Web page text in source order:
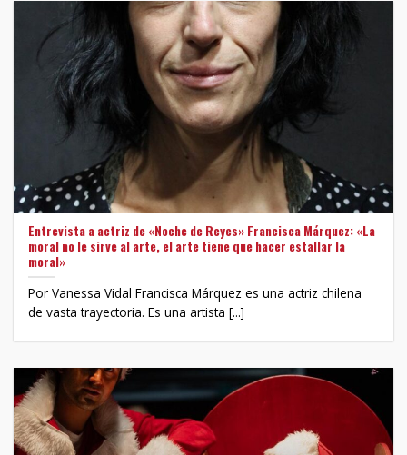
Entrevista a actriz de «Noche de Reyes» Francisca Márquez: «La
moral no le sirve al arte, el arte tiene que hacer estallar la
moral»
Por Vanessa Vidal Francisca Márquez es una actriz chilena
de vasta trayectoria. Es una artista [...]